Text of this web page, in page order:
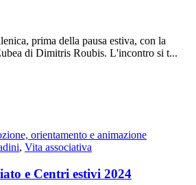
prima della pausa estiva, con la
di Dimitris Roubis. L'incontro si t...
orientamento e animazione
, Vita associativa
e Centri estivi 2024